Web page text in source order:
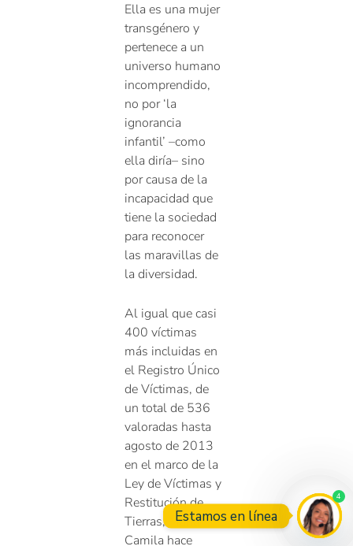
Ella es una mujer
transgénero y
pertenece a un
universo humano
incomprendido,
no por ‘la
ignorancia
infantil’ –como
ella diría– sino
por causa de la
incapacidad que
tiene la sociedad
para reconocer
las maravillas de
la diversidad.
Al igual que casi
400 víctimas
más incluidas en
el Registro Único
de Víctimas, de
un total de 536
valoradas hasta
agosto de 2013
en el marco de la
Ley de Víctimas y
Restitución de
Tierras, María
Camila hace
Estamos en línea
4